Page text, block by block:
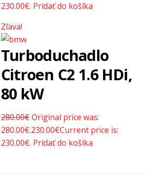
230.00€. Pridať do košíka
Zľava!
Turboduchadlo
Citroen C2 1.6 HDi,
80 kW
280.00€ Original price was:
280.00€.230.00€Current price is:
230.00€. Pridať do košíka